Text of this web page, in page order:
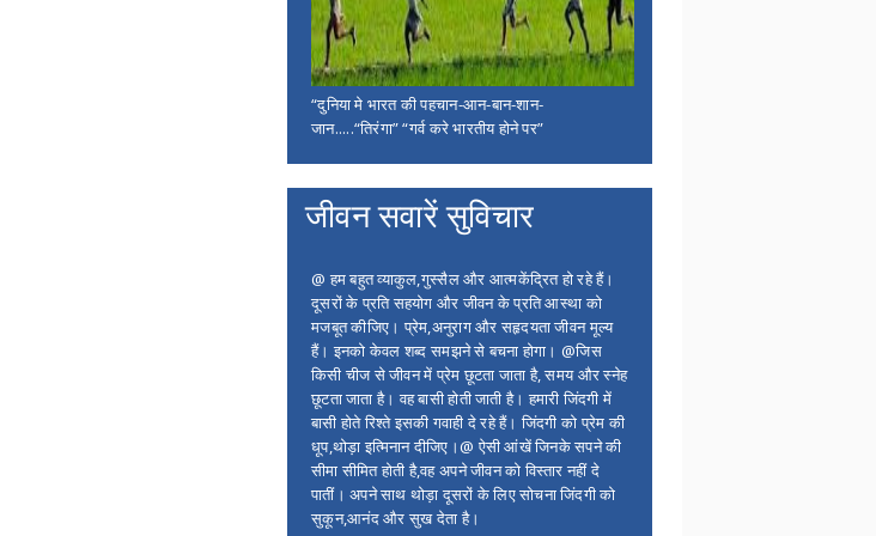
“दुनिया मे भारत की पहचान-आन-बान-शान-
जान.....“तिरंगा” “गर्व करे भारतीय होने पर”
जीवन सवारें सुविचार
@ हम बहुत व्याकुल,गुस्सैल और आत्मकेंद्रित हो रहे हैं।
दूसरों के प्रति सहयोग और जीवन के प्रति आस्था को
मजबूत कीजिए। प्रेम,अनुराग और सहृदयता जीवन मूल्य
हैं। इनको केवल शब्द समझने से बचना होगा। @जिस
किसी चीज से जीवन में प्रेम छूटता जाता है, समय और स्नेह
छूटता जाता है। वह बासी होती जाती है। हमारी जिंदगी में
बासी होते रिश्ते इसकी गवाही दे रहे हैं। जिंदगी को प्रेम की
धूप,थोड़ा इत्मिनान दीजिए।@ ऐसी आंखें जिनके सपने की
सीमा सीमित होती है,वह अपने जीवन को विस्तार नहीं दे
पातीं। अपने साथ थोड़ा दूसरों के लिए सोचना जिंदगी को
सुकून,आनंद और सुख देता है।